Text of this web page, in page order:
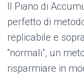
Il Piano di
perfetto di
replicabile e
“normali”, un
risparmiare in